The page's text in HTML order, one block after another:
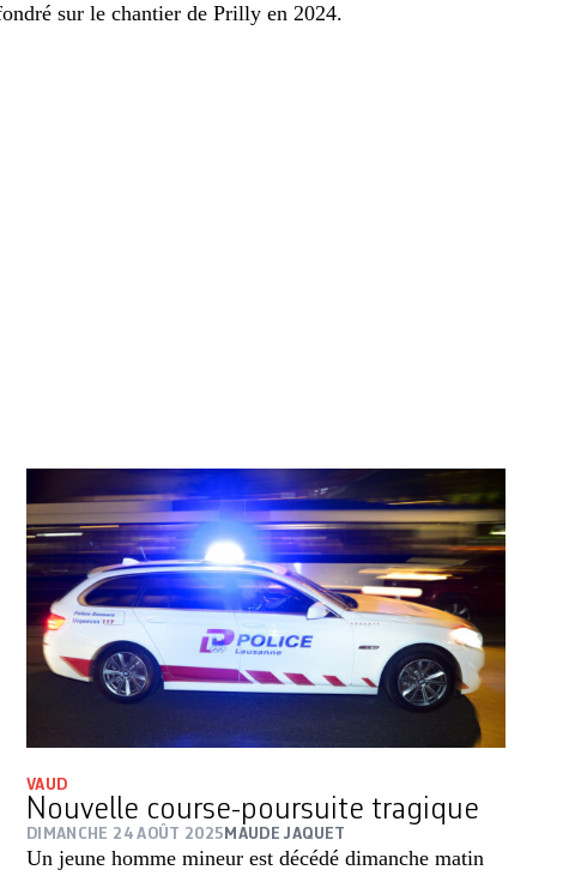
sur le chantier de Prilly en 2024.
VAUD
Nouvelle course-poursuite tragique
DIMANCHE 24 AOÛT 2025 MAUDE JAQUET
Un jeune homme mineur est décédé dimanche matin